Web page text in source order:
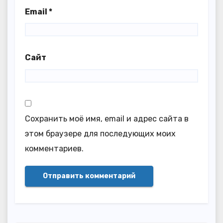
Email *
Сайт
Сохранить моё имя, email и адрес сайта в
этом браузере для последующих моих
комментариев.